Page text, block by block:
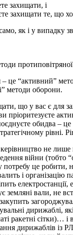
захищати, і
захищати те, що
як і у випадку
це “активний”
методи оборони.
що у вас є для
пріоритезуєте
обидва – це
рівні.
не лише
війни (тобто
потребу це робити,
і організацію
електростанції,
земляні вали, не
дирижаблі,
ракетні сітки)… і
дирижаблів із